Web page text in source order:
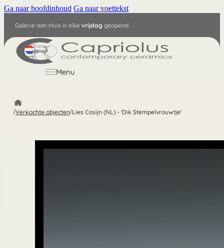
Ga naar hoofdinhoud Ga naar voettekst
Galerie aan Huis is elke vrijdag geopend
NL
Menu
/Verkochte objecten/Lies Cosijn (NL) - 'Dik Stempelvrouwtje'